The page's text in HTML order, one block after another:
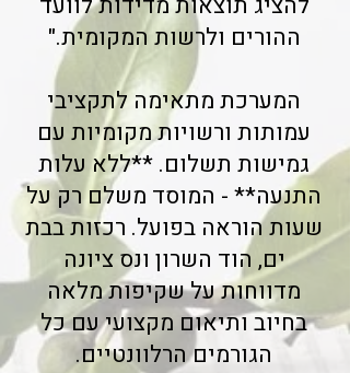
ההורים ולרשות המקומית."
המערכת מתאימה לתקציבי
עמותות ורשויות מקומיות עם
גמישות תשלום. **ללא עלות
התנעה** - המוסד משלם רק על
שעות הוראה בפועל. רכזות בבת
ים, הוד השרון ונס ציונה
מדווחות על שקיפות מלאה
בחיוב ותיאום מקצועי עם כל
הגורמים הרלוונטיים.